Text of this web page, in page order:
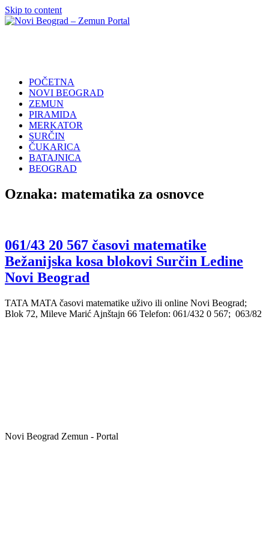
Skip to content
Portal
POČETNA
NOVI BEOGRAD
ZEMUN
PIRAMIDA
MERKATOR
SURČIN
ČUKARICA
BATAJNICA
BEOGRAD
Oznaka: matematika za osnovce
061/43 20 567 časovi matematike
Bežanijska kosa blokovi Surčin Ledine
Novi Beograd
TATA MATA časovi matematike uživo ili online Novi Beograd;
Blok 72, Mileve Marić Ajnštajn 66 Telefon: 061/432 0 567; 063/82
Novi Beograd Zemun - Portal